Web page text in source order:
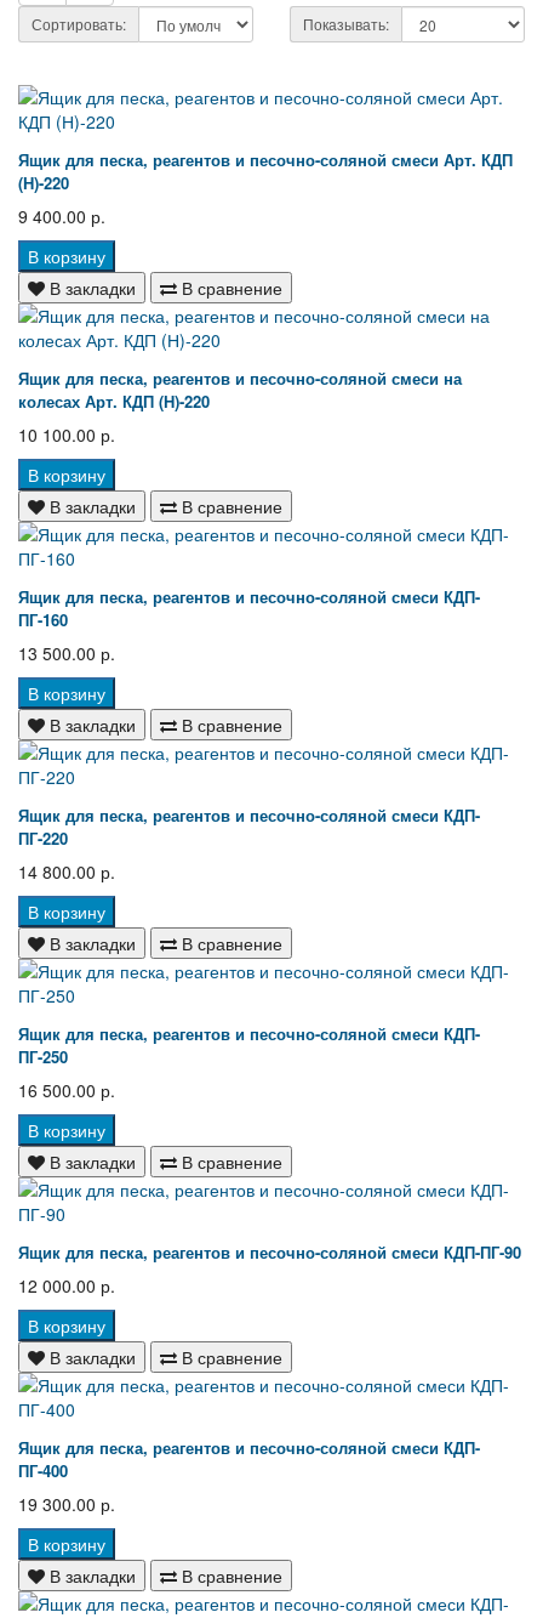
Сортировать: Показывать:
Ящик для песка, реагентов и песочно-соляной смеси Арт. КДП
(Н)-220
9 400.00 р.
В корзину
В закладки
В сравнение
Ящик для песка, реагентов и песочно-соляной смеси на
колесах Арт. КДП (Н)-220
10 100.00 р.
В корзину
В закладки
В сравнение
Ящик для песка, реагентов и песочно-соляной смеси КДП-
ПГ-160
13 500.00 р.
В корзину
В закладки
В сравнение
Ящик для песка, реагентов и песочно-соляной смеси КДП-
ПГ-220
14 800.00 р.
В корзину
В закладки
В сравнение
Ящик для песка, реагентов и песочно-соляной смеси КДП-
ПГ-250
16 500.00 р.
В корзину
В закладки
В сравнение
Ящик для песка, реагентов и песочно-соляной смеси КДП-ПГ-90
12 000.00 р.
В корзину
В закладки
В сравнение
Ящик для песка, реагентов и песочно-соляной смеси КДП-
ПГ-400
19 300.00 р.
В корзину
В закладки
В сравнение